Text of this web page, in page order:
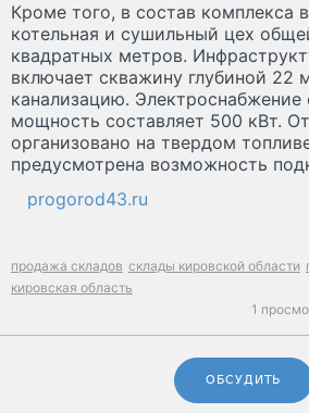
Кроме того, в состав комплекса
котельная и сушильный цех
квадратных метров.
включает скважину глубиной 22
канализацию. Электроснабжение
мощность составляет 500 кВт.
организовано на твердом
предусмотрена возможность
progorod43.ru
продажа складов склады кировской области
кировская область
1
ОБСУДИТЬ